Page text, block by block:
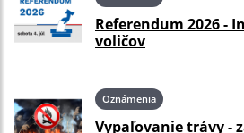
Referendum 2026 -
voličov
Oznámenia
Vypaľovanie trávy -